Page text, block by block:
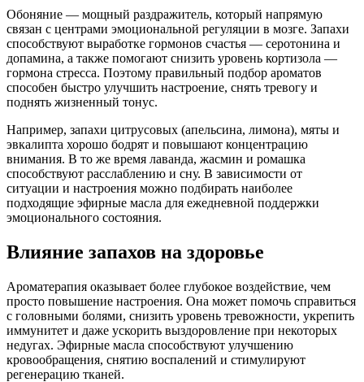
Обоняние — мощный раздражитель, который напрямую
связан с центрами эмоциональной регуляции в мозге. Запахи
способствуют выработке гормонов счастья — серотонина и
допамина, а также помогают снизить уровень кортизола —
гормона стресса. Поэтому правильный подбор ароматов
способен быстро улучшить настроение, снять тревогу и
поднять жизненный тонус.
Например, запахи цитрусовых (апельсина, лимона), мяты и
эвкалипта хорошо бодрят и повышают концентрацию
внимания. В то же время лаванда, жасмин и ромашка
способствуют расслаблению и сну. В зависимости от
ситуации и настроения можно подбирать наиболее
подходящие эфирные масла для ежедневной поддержки
эмоционального состояния.
Влияние запахов на здоровье
Ароматерапия оказывает более глубокое воздействие, чем
просто повышение настроения. Она может помочь справиться
с головными болями, снизить уровень тревожности, укрепить
иммунитет и даже ускорить выздоровление при некоторых
недугах. Эфирные масла способствуют улучшению
кровообращения, снятию воспалений и стимулируют
регенерацию тканей.